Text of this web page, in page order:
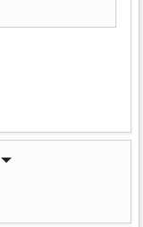
Rechercher